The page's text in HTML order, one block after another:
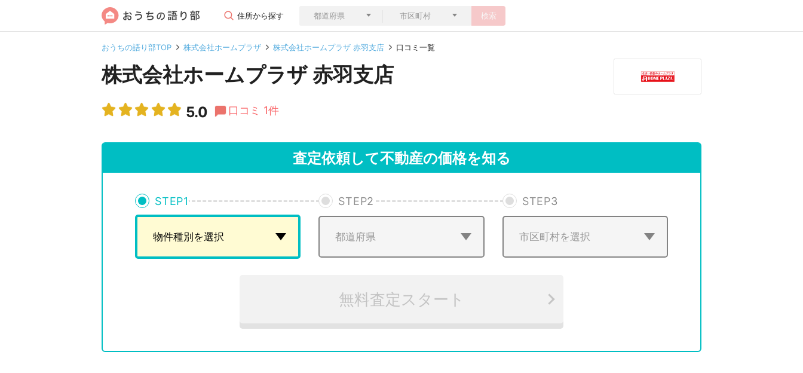
住所から探す 検索
おうちの語り部TOP 株式会社ホームプラザ 株式会社ホームプラザ 赤羽支店 口コミ一覧
株式会社ホームプラザ 赤羽支店
5.0 口コミ 1件
査定依頼して不動産の価格を知る
STEP1 STEP2 STEP3
無料査定スタート